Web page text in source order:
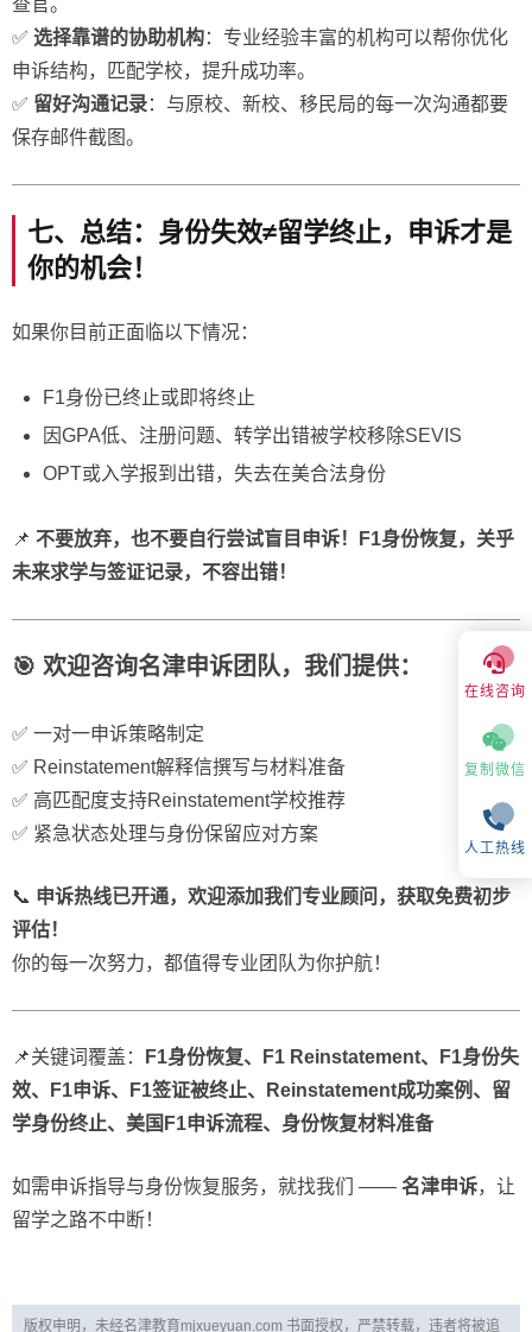
✅ 选择靠谱的协助机构：专业经验丰富的机构可以帮你优化
申诉结构，匹配学校，提升成功率。
✅ 留好沟通记录：与原校、新校、移民局的每一次沟通都要
保存邮件截图。
七、总结：身份失效≠留学终止，申诉才是
你的机会！
如果你目前正面临以下情况：
F1身份已终止或即将终止
因GPA低、注册问题、转学出错被学校移除SEVIS
OPT或入学报到出错，失去在美合法身份
📌 不要放弃，也不要自行尝试盲目申诉！F1身份恢复，关乎
未来求学与签证记录，不容出错！
🎯 欢迎咨询名津申诉团队，我们提供：
✅ 一对一申诉策略制定
✅ Reinstatement解释信撰写与材料准备
✅ 高匹配度支持Reinstatement学校推荐
✅ 紧急状态处理与身份保留应对方案
📞 申诉热线已开通，欢迎添加我们专业顾问，获取免费初步
评估！
你的每一次努力，都值得专业团队为你护航！
📌关键词覆盖：
F1身份恢复、F1 Reinstatement、F1身份失
效、F1申诉、F1签证被终止、Reinstatement成功案例、留
学身份终止、美国F1申诉流程、身份恢复材料准备
如需申诉指导与身份恢复服务，就找我们 —— 名津申诉，让
留学之路不中断！
版权申明，未经名津教育mjxueyuan.com 书面授权，严禁转载，违者将被追
在线咨询
复制微信
人工热线